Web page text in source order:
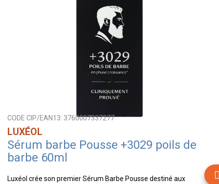
CODE CIP/EAN13: 3760007337277
LUXÉOL
Sérum barbe Pousse +3029 poils de
barbe 60ml
Luxéol crée son premier Sérum Barbe Pousse destiné aux